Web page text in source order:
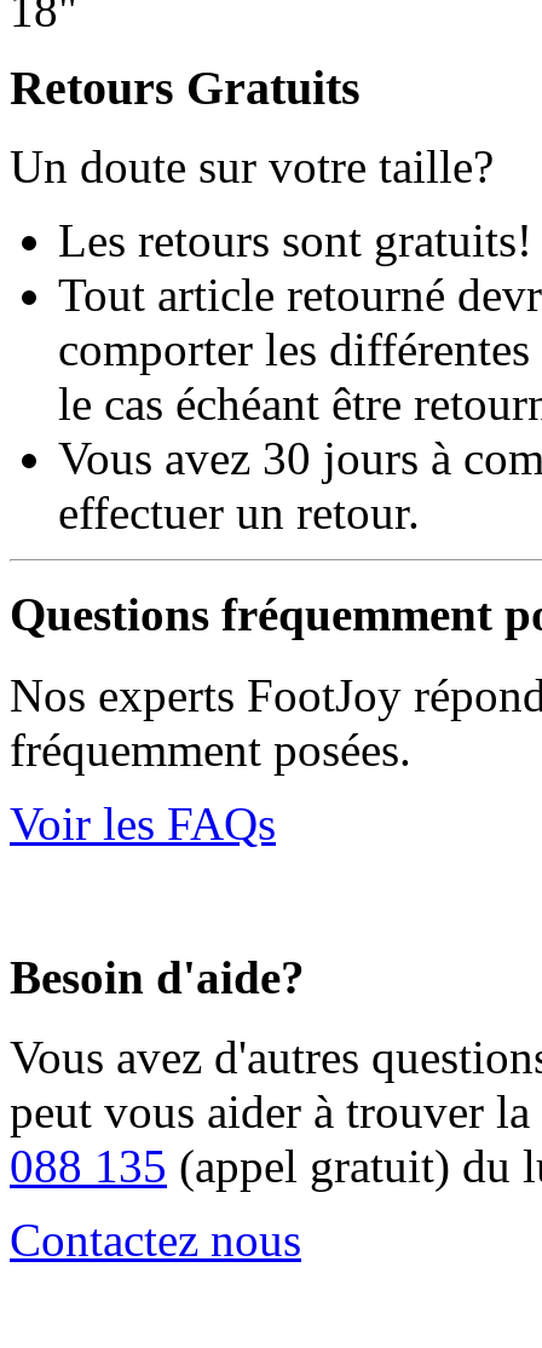
Retours Gratuits
Un doute sur votre taille?
Les retours sont gratuits!
Tout article retourné
comporter les
le cas échéant être
Vous avez 30 jours à
effectuer un retour.
Questions fréquemment
Nos experts FootJoy
fréquemment posées.
Voir les FAQs
Besoin d'aide?
Vous avez d'autres
peut vous aider à trouver
088 135 (appel gratuit) du
Contactez nous